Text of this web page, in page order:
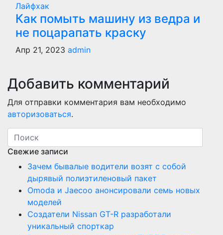
Лайфхак
Как помыть машину из ведра и
не поцарапать краску
Апр 21, 2023 admin
Добавить комментарий
Для отправки комментария вам необходимо
авторизоваться.
Свежие записи
Зачем бывалые водители возят с собой
дырявый полиэтиленовый пакет
Оmoda и Jaecoo анонсировали семь новых
моделей
Создатели Nissan GT-R разработали
уникальный спорткар